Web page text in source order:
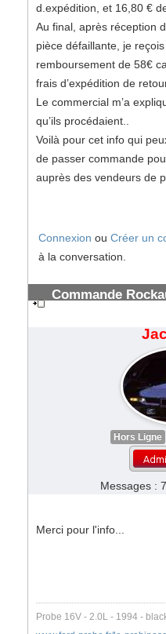
d.expédition, et 16,80 €
Au final, après réception
pièce défaillante, je
remboursement de 58€
frais d’expédition de
Le commercial m’a
qu’ils procédaient..
Voilà pour cet info qui
de passer commande
auprès des vendeurs de
Connexion ou Créer un
à la conversation.
Commande
Hors Ligne
Messages :
Merci pour l'info...
Probe 16V - 2.0L - 1994 -